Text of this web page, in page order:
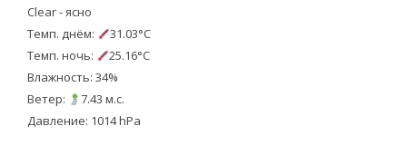
Clear - ясно
Темп. днём:
31.03°C
Темп. ночь:
25.16°C
Влажность: 34%
Ветер:
7.43 м.с.
Давление: 1014 hPa